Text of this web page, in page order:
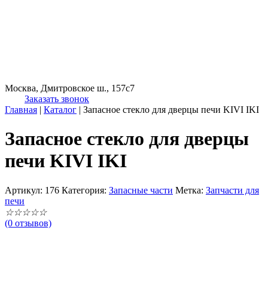
Москва, Дмитровское ш., 157с7
Заказать звонок
Главная | Каталог | Запасное стекло для дверцы печи KIVI IKI
Запасное стекло для дверцы
печи KIVI IKI
Артикул: 176 Категория: Запасные части Метка: Запчасти для
печи
☆☆☆☆☆
(0 отзывов)